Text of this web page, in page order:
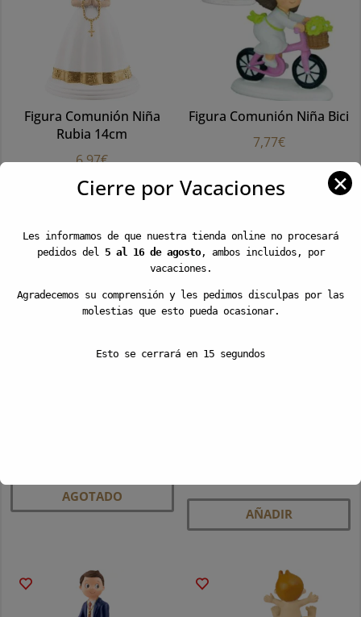
Figura Comunión Niña
Rubia 14cm
6,97€
AÑADIR
Figura Comunión Niña Bici
7,77€
AGOTADO
AÑADIR
Cierre por Vacaciones ✕
Les informamos de que nuestra tienda online no procesará
pedidos del 5 al 16 de agosto, ambos incluidos, por
vacaciones.
Agradecemos su comprensión y les pedimos disculpas por las
molestias que esto pueda ocasionar.
Esto se cerrará en 15 segundos